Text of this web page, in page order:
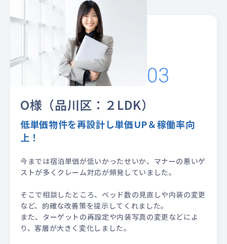
O様（品川区：２LDK）
低単価物件を再設計し単価UP＆稼働率向
上！
今までは宿泊単価が低いかったせいか、マナーの悪いゲ
ストが多くクレーム対応が頻発していました。
そこで相談したところ、ベッド数の見直しや内装の変更
など、的確な改善策を提示してくれました。
また、ターゲットの再設定や内装写真の変更などによ
り、客層が大きく変化しました。